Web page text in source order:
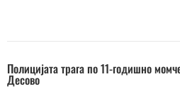
Полицијата трага по 11-годишно
Десово